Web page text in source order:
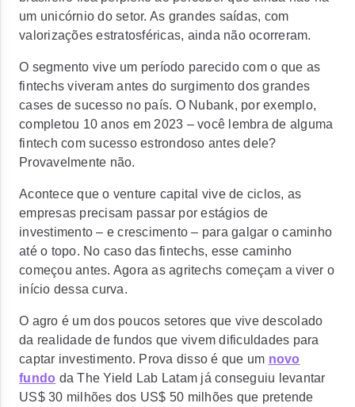
um unicórnio do setor. As grandes saídas, com
valorizações estratosféricas, ainda não ocorreram.
O segmento vive um período parecido com o que as
fintechs viveram antes do surgimento dos grandes
cases de sucesso no país. O Nubank, por exemplo,
completou 10 anos em 2023 – você lembra de alguma
fintech com sucesso estrondoso antes dele?
Provavelmente não.
Acontece que o venture capital vive de ciclos, as
empresas precisam passar por estágios de
investimento – e crescimento – para galgar o caminho
até o topo. No caso das fintechs, esse caminho
começou antes. Agoraas agritechs começam a viver o
início dessa curva.
O agro é um dos poucos setores que vive descolado
da realidade de fundos que vivem dificuldades para
captar investimento. Prova disso é que um novo
fundo da The Yield Lab Latam já conseguiu levantar
US$ 30 milhões dos US$ 50 milhões que pretende